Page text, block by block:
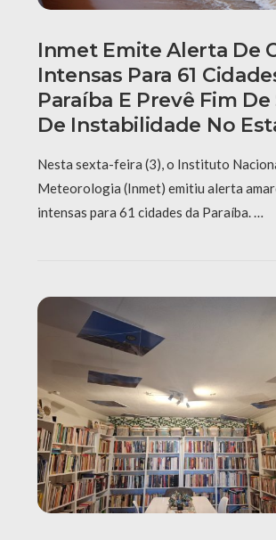
Inmet Emite Alerta De
Intensas Para 61
Paraíba E Prevê Fim De
De Instabilidade No
Nesta sexta-feira (3), o Instituto
Meteorologia (Inmet) emitiu alerta
intensas para 61 cidades da Paraíba. …